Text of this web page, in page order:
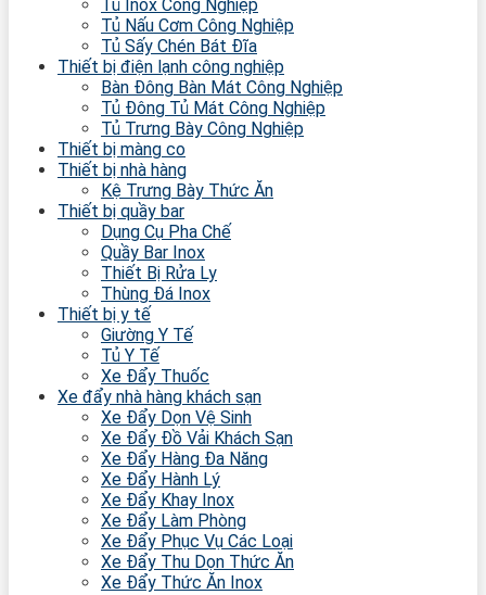
Tủ Inox Công Nghiệp
Tủ Nấu Cơm Công Nghiệp
Tủ Sấy Chén Bát Đĩa
Thiết bị điện lạnh công nghiệp
Bàn Đông Bàn Mát Công Nghiệp
Tủ Đông Tủ Mát Công Nghiệp
Tủ Trưng Bày Công Nghiệp
Thiết bị màng co
Thiết bị nhà hàng
Kệ Trưng Bày Thức Ăn
Thiết bị quầy bar
Dụng Cụ Pha Chế
Quầy Bar Inox
Thiết Bị Rửa Ly
Thùng Đá Inox
Thiết bị y tế
Giường Y Tế
Tủ Y Tế
Xe Đẩy Thuốc
Xe đẩy nhà hàng khách sạn
Xe Đẩy Dọn Vệ Sinh
Xe Đẩy Đồ Vải Khách Sạn
Xe Đẩy Hàng Đa Năng
Xe Đẩy Hành Lý
Xe Đẩy Khay Inox
Xe Đẩy Làm Phòng
Xe Đẩy Phục Vụ Các Loại
Xe Đẩy Thu Dọn Thức Ăn
Xe Đẩy Thức Ăn Inox